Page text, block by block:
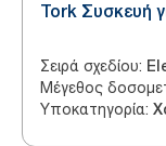
Tork Συσκευή
Σειρά σχεδίου:
Μέγεθος
Υποκατηγορία: